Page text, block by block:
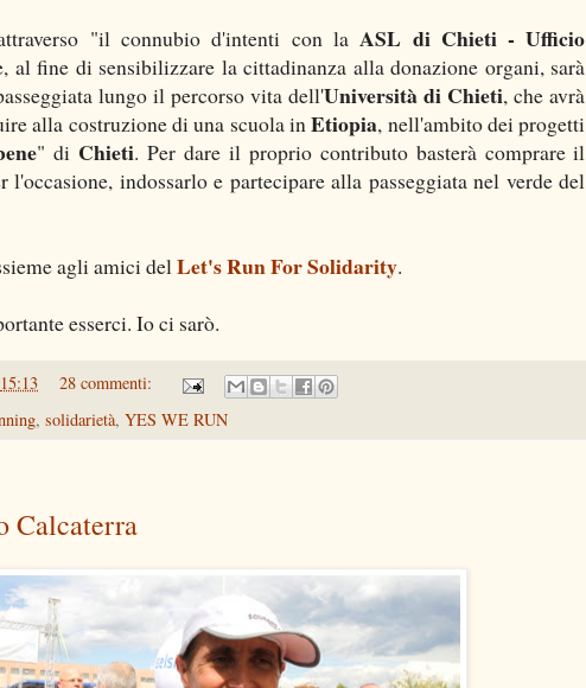
"il connubio d'intenti con la ASL di Chieti - Ufficio
al fine di sensibilizzare la cittadinanza alla donazione organi, sarà
lungo il percorso vita dell'Università di Chieti, che avrà
alla costruzione di una scuola inEtiopia, nell'ambito dei progetti
" di Chieti. Per dare il proprio contributo basterà comprare il
l'occasione, indossarlo e partecipare alla passeggiata nel verde del
agli amici del Let's Run For Solidarity.
esserci. Io ci sarò.
15:13
28 commenti:
, solidarietà, YES WE RUN
Calcaterra